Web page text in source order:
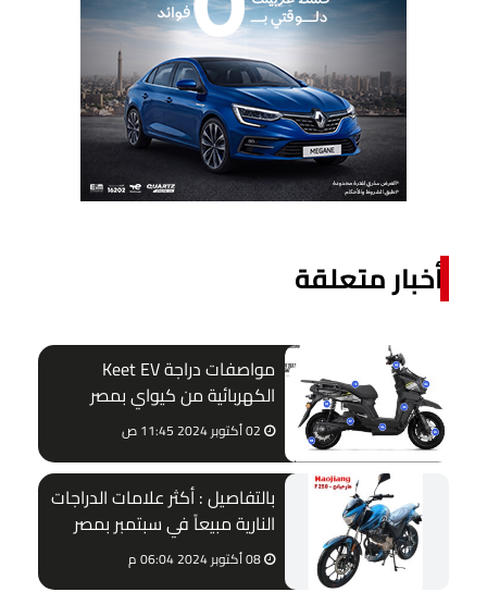
أخبار متعلقة
مواصفات دراجة Keet EV
الكهربائية من كيواي بمصر
02 أكتوبر 2024 11:45 ص
بالتفاصيل : أكثر علامات الدراجات
النارية مبيعاً في سبتمبر بمصر
08 أكتوبر 2024 06:04 م